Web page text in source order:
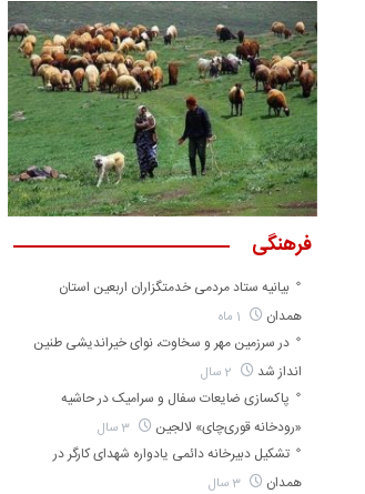
فرهنگی
بیانیه ستاد مردمی خدمتگزاران اربعین استان
همدان
در سرزمین مهر و سخاوت، نوای خیراندیشی طنین
انداز شد
پاکسازی ضایعات سفال و سرامیک در حاشیه
«رودخانه قوری‌چای» لالجین
3 سال
تشکیل دبیرخانه دائمی یادواره شهدای کارگر در
همدان
3 سال